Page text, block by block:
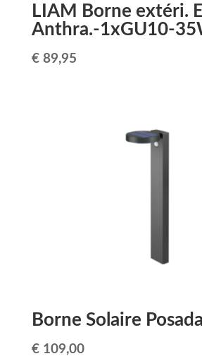
LIAM Borne extéri.
Anthra.-1xGU10-
Le
€89,95Le
Borne Solaire Posada
Le
€109,00Le